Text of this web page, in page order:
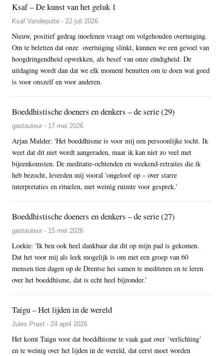
Ksaf – De kunst van het geluk 1
Ksaf Vandeputte - 22 juli 2026
Nieuw, positief gedrag inoefenen vraagt om volgehouden overtuiging.
Om te beletten dat onze overtuiging slinkt, kunnen we een gevoel van
hoogdringendheid opwekken, als besef van onze eindigheid. De
uitdaging wordt dan dat we elk moment benutten om te doen wat goed
is voor onszelf en voor anderen.
Boeddhistische doeners en denkers – de serie (29)
gastauteur - 17 mei 2026
Arjan Mulder: 'Het boeddhisme is voor mij een persoonlijke tocht. Ik
weet dat dit niet wordt aangeraden, maar ik kan niet zo veel met
bijeenkomsten. De meditatie-ochtenden en weekend-retraites die ik
heb bezocht, leverden mij vooral 'ongeloof op – over starre
interpretaties en rituelen, met weinig ruimte voor gesprek.'
Boeddhistische doeners en denkers – de serie (27)
gastauteur - 15 mei 2026
Loekie: 'Ik ben ook heel dankbaar dat dit op mijn pad is gekomen.
Dat het voor mij als leek mogelijk is om met een groep van 60
mensen tien dagen op de Drentse hei samen te mediteren en te leren
over het boeddhisme, dat is echt heel bijzonder.’
Taigu – Het lijden in de wereld
Jules Prast - 24 april 2026
Het komt Taigu voor dat boeddhisme te vaak gaat over ‘verlichting’
en te weinig over het lijden in de wereld, dat eerst moet worden